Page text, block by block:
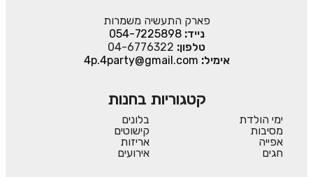
פארק התעשיה משמרות
נייד:054-7225898
טלפון: 04-6776322
אימיל: 4p.4party@gmail.com
קטגוריות בחנות
ימי הולדת
מסיבות
אפייה
חגים
בלונים
קישוטים
אריזות
אירועים